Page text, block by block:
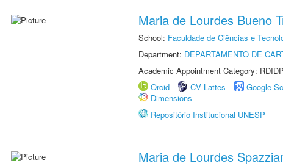
Maria de Lourdes Bueno
School: Faculdade de Ciências e
Department: DEPARTAMENTO DE
Academic Appointment Category:
Orcid
CV Lattes Google
Dimensions
Repositório Institucional UNESP
Maria de Lourdes